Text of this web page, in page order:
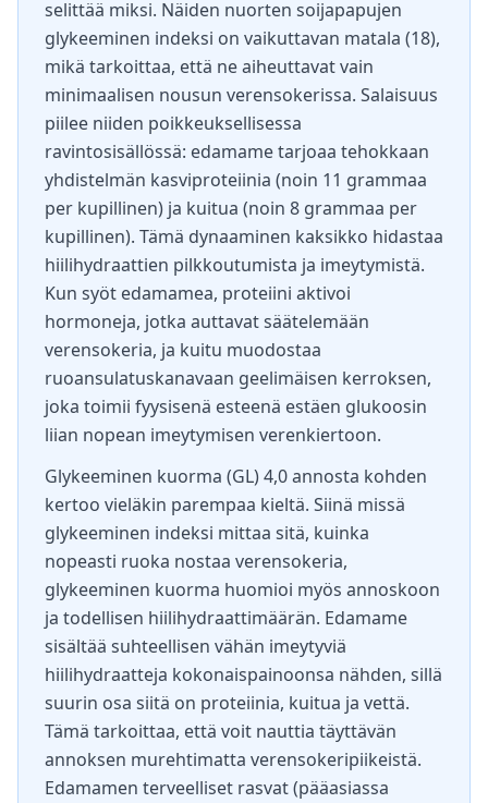
selittää miksi. Näiden nuorten soijapapujen
glykeeminen indeksi on vaikuttavan matala (18),
mikä tarkoittaa, että ne aiheuttavat vain
minimaalisen nousun verensokerissa. Salaisuus
piilee niiden poikkeuksellisessa
ravintosisällössä: edamame tarjoaa tehokkaan
yhdistelmän kasviproteiinia (noin 11 grammaa
per kupillinen) ja kuitua (noin 8 grammaa per
kupillinen). Tämä dynaaminen kaksikko hidastaa
hiilihydraattien pilkkoutumista ja imeytymistä.
Kun syöt edamamea, proteiini aktivoi
hormoneja, jotka auttavat säätelemään
verensokeria, ja kuitu muodostaa
ruoansulatuskanavaan geelimäisen kerroksen,
joka toimii fyysisenä esteenä estäen glukoosin
liian nopean imeytymisen verenkiertoon.
Glykeeminen kuorma (GL) 4,0 annosta kohden
kertoo vieläkin parempaa kieltä. Siinä missä
glykeeminen indeksi mittaa sitä, kuinka
nopeasti ruoka nostaa verensokeria,
glykeeminen kuorma huomioi myös annoskoon
ja todellisen hiilihydraattimäärän. Edamame
sisältää suhteellisen vähän imeytyviä
hiilihydraatteja kokonaispainoonsa nähden, sillä
suurin osa siitä on proteiinia, kuitua ja vettä.
Tämä tarkoittaa, että voit nauttia täyttävän
annoksen murehtimatta verensokeripiikeistä.
Edamamen terveelliset rasvat (pääasiassa